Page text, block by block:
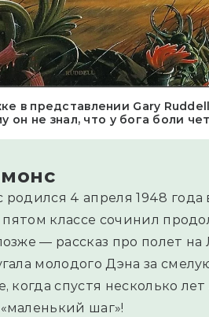
в представлении Gary
он не знал, что у бога боли
4 апреля 1948
пятом классе сочинил
— рассказ про полет на
молодого Дэна за
когда спустя несколько
шаг»!